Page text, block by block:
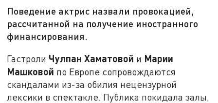
Поведение актрис назвали провокацией,
рассчитанной на получение иностранного
финансирования.
Гастроли Чулпан Хаматовой и Марии
Машковой по Европе сопровождаются
скандалами из-за обилия нецензурной
лексики в спектакле. Публика покидала залы,